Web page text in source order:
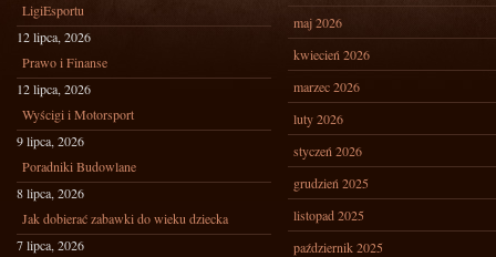
LigiEsportu
12 lipca, 2026
Prawo i Finanse
12 lipca, 2026
Wyścigi i Motorsport
9 lipca, 2026
Poradniki Budowlane
8 lipca, 2026
Jak dobierać zabawki do wieku dziecka
7 lipca, 2026
maj 2026
kwiecień 2026
marzec 2026
luty 2026
styczeń 2026
grudzień 2025
listopad 2025
październik 2025